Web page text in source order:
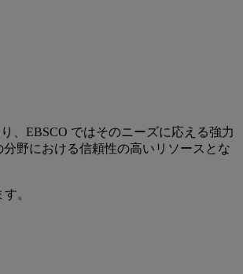
、EBSCO ではそのニーズに応える強力
分野における信頼性の高いリソースとな
。